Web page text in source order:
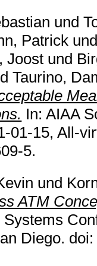
und
Patrick
Joost und
Taurino,
In: AIAA
01-15, All-
5.
und
ATM
Diego.